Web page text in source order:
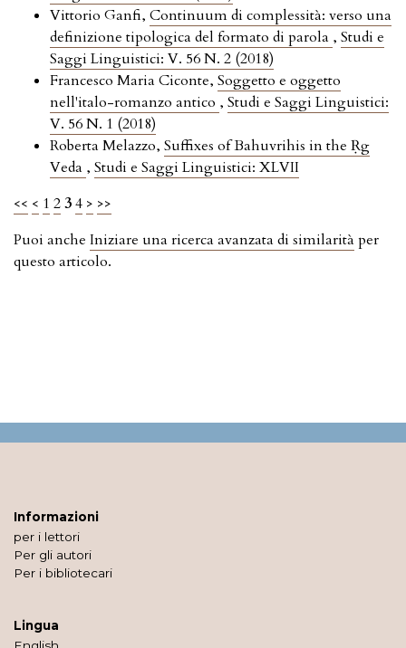
Vittorio Ganfi, Continuum di complessità: verso una
definizione tipologica del formato di parola , Studi e
Saggi Linguistici: V. 56 N. 2 (2018)
Francesco Maria Ciconte, Soggetto e oggetto
nell'italo-romanzo antico , Studi e Saggi Linguistici:
V. 56 N. 1 (2018)
Roberta Melazzo, Suffixes of Bahuvrihis in the Ṛg
Veda , Studi e Saggi Linguistici: XLVII
<< < 1 234 > >>
Puoi anche Iniziare una ricerca avanzata di similarità per
questo articolo.
Informazioni
per i lettori
Per gli autori
Per i bibliotecari
Lingua